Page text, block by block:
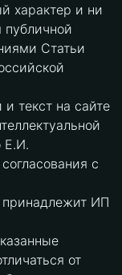
характер и ни
публичной
Статьи
текст на сайте
Е.И.
с
принадлежит ИП
от